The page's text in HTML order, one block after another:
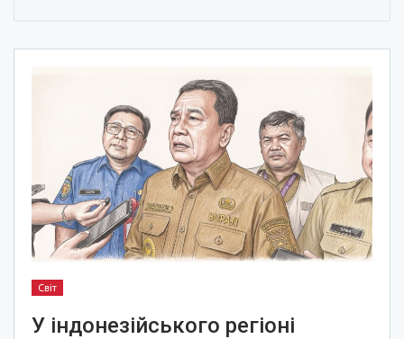
Світ
У індонезійського регіоні